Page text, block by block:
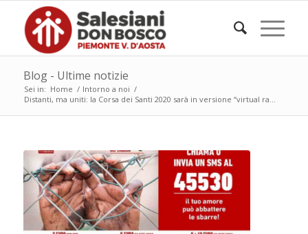
Blog - Ultime notizie
Sei in: Home / Intorno a noi /
Distanti, ma uniti: la Corsa dei Santi 2020 sarà in versione “virtual ra...